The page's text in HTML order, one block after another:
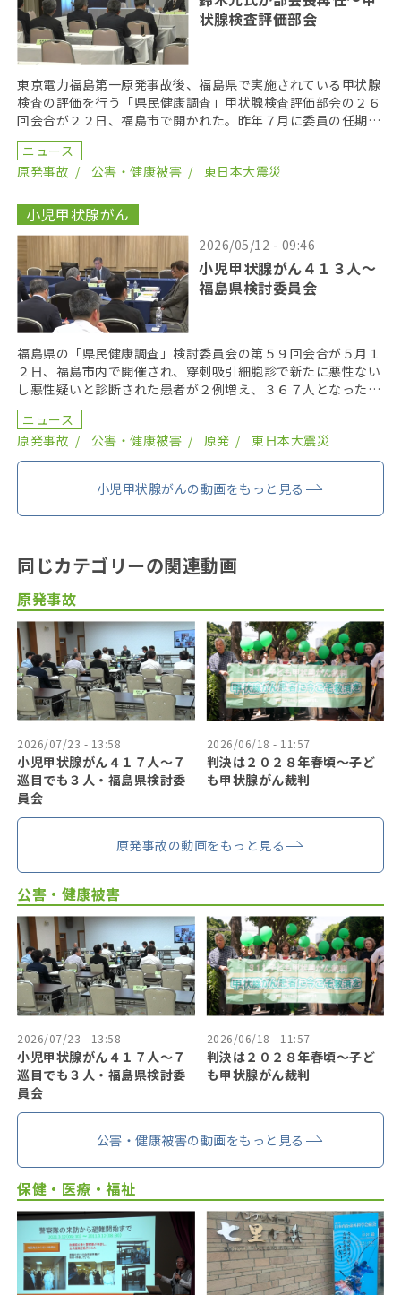
状腺検査評価部会
東京電力福島第一原発事故後、福島県で実施されている甲状腺
検査の評価を行う「県民健康調査」甲状腺検査評価部会の２６
回会合が２２日、福島市で開かれた。昨年７月に委員の任期を
終え、委員が改選されてから初の開催となり、鈴木元保内 […]
ニュース
原発事故
公害・健康被害 東日本大震災
小児甲状腺がん
2026/05/12 - 09:46
小児甲状腺がん４１３人〜
福島県検討委員会
福島県の「県民健康調査」検討委員会の第５９回会合が５月１
２日、福島市内で開催され、穿刺吸引細胞診で新たに悪性ない
し悪性疑いと診断された患者が２例増え、３６７人となった。
２０１９年までにがん登録で把握された集計外の患者４７ […]
ニュース
原発事故
公害・健康被害 原発 東日本大震災
小児甲状腺がんの動画をもっと見る
同じカテゴリーの関連動画
原発事故
2026/07/23 - 13:58
小児甲状腺がん４１７人〜７
巡目でも３人・福島県検討委
員会
2026/06/18 - 11:57
判決は２０２８年春頃〜子ど
も甲状腺がん裁判
原発事故の動画をもっと見る
公害・健康被害
2026/07/23 - 13:58
小児甲状腺がん４１７人〜７
巡目でも３人・福島県検討委
員会
2026/06/18 - 11:57
判決は２０２８年春頃〜子ど
も甲状腺がん裁判
公害・健康被害の動画をもっと見る
保健・医療・福祉